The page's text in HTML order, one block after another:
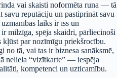
vai skaisti noformēta runa — tā
savu reputāciju un pastiprināt savu
laiks ir īss un
milzīga, spēja skaidri, pārliecinoši
kļūst par nozīmīgu priekšrocību.
no tā, vai tas ir biznesa sanāksmē,
neliela “vizītkarte” — iespēja
kompetenci un uzticamību.